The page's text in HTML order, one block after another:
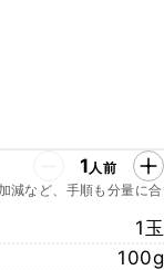
1人前
減など、手順も分量に合
1玉
100g